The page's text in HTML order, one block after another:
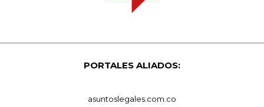
PORTALES ALIADOS:
asuntoslegales.com.co